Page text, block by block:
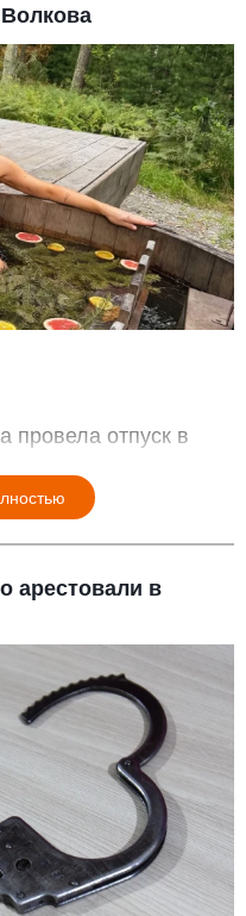
провела отпуск в
арестовали в